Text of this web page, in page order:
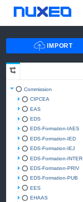
Commission
CIPCEA
EAS
EDS
EDS-Formation-IAES
EDS-Formation-IED
EDS-Formation-IEJ
EDS-Formation-INTER
EDS-Formation-PRIV
EDS-Formation-PUB
EES
EHAAS